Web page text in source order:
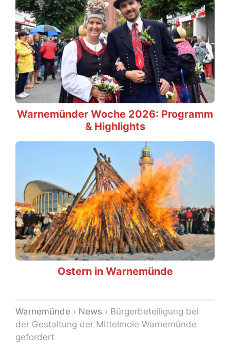
Warnemünder Woche 2026: Programm
& Highlights
Ostern in Warnemünde
Warnemünde › News › Bürgerbeteiligung bei
der Gestaltung der Mittelmole Warnemünde
gefordert